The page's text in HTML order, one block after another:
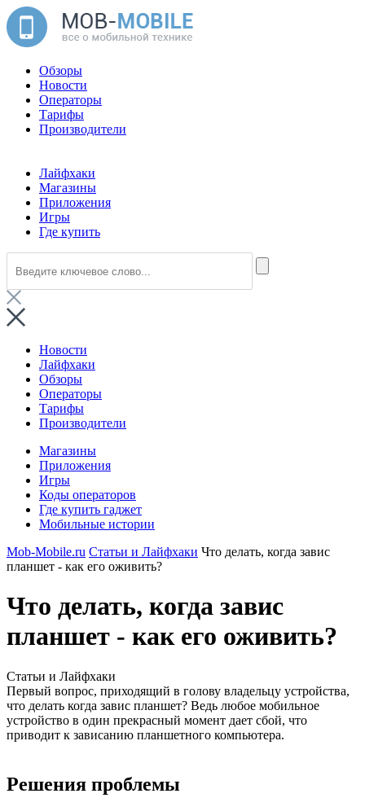
Обзоры
Новости
Операторы
Тарифы
Производители
Лайфхаки
Магазины
Приложения
Игры
Где купить
Новости
Лайфхаки
Обзоры
Операторы
Тарифы
Производители
Магазины
Приложения
Игры
Коды операторов
Где купить гаджет
Мобильные истории
Mob-Mobile.ru Статьи и Лайфхаки Что делать, когда завис
планшет - как его оживить?
Что делать, когда завис
планшет - как его оживить?
Статьи и Лайфхаки
Первый вопрос, приходящий в голову владельцу устройства,
что делать когда завис планшет? Ведь любое мобильное
устройство в один прекрасный момент дает сбой, что
приводит к зависанию планшетного компьютера.
Решения проблемы